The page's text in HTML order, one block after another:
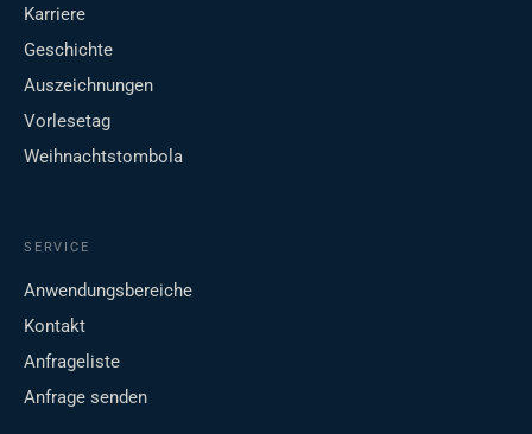
Karriere
Geschichte
Auszeichnungen
Vorlesetag
Weihnachtstombola
SERVICE
Anwendungsbereiche
Kontakt
Anfrageliste
Anfrage senden